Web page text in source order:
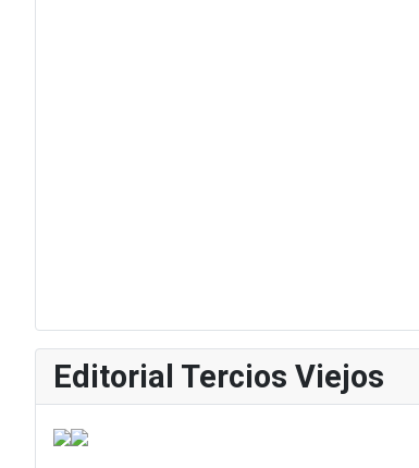
Editorial Tercios Viejos